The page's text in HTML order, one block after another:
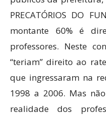
PRECATÓRIOS DO
montante 60% é
professores. Neste
“teriam” direito ao
que ingressaram na
1998 a 2006. Mas
realidade dos